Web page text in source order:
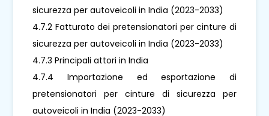
sicurezza per autoveicoli in India (2023-2033)
4.7.2 Fatturato dei pretensionatori per cinture di
sicurezza per autoveicoli in India (2023-2033)
4.7.3 Principali attori in India
4.7.4 Importazione ed esportazione di
pretensionatori per cinture di sicurezza per
autoveicoli in India (2023-2033)